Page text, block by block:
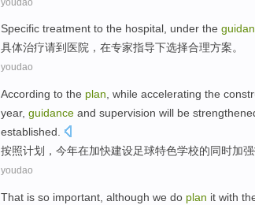
Specific treatment to the hospital, under the
具体治疗请到 医院 ，在专家指导下选择合理方案。
youdao
According to the plan , while accelerating the
year, guidance and supervision will be
established
按照计划 ， 今年在加快建设足球特色学校的同时加强
youdao
That is so important although we do plan it with